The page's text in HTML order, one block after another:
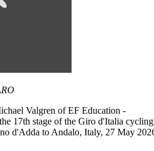
Valgren of EF Education -
17th stage of the Giro d'Italia cycling
d'Adda to Andalo, Italy, 27 May